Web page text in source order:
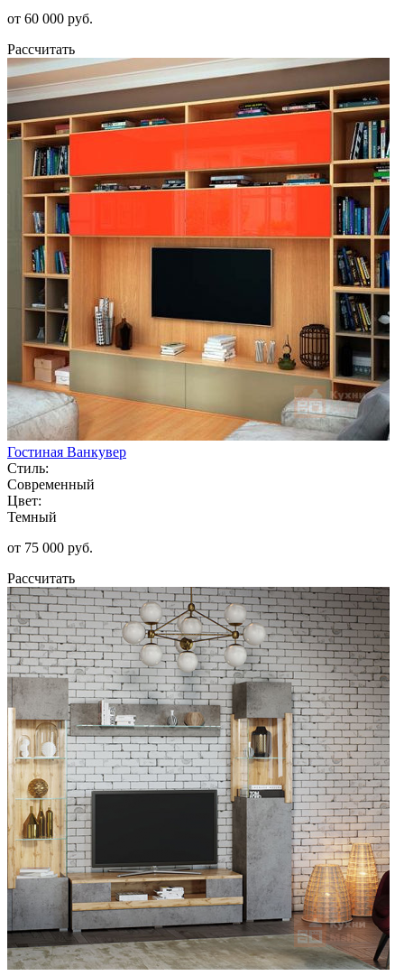
от 60 000 руб.
Рассчитать
Гостиная Ванкувер
Стиль:
Современный
Цвет:
Темный
от 75 000 руб.
Рассчитать